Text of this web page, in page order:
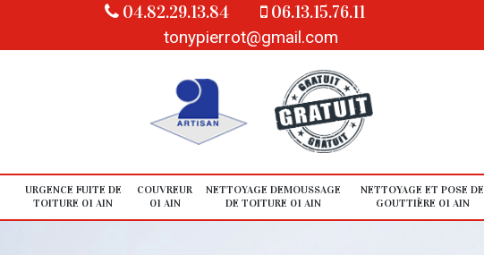
04.82.29.13.84
06.13.15.76.11
tonypierrot@gmail.com
URGENCE FUITE DE
TOITURE 01 AIN
COUVREUR
01 AIN
NETTOYAGE DEMOUSSAGE
DE TOITURE 01 AIN
NETTOYAGE ET POSE DE
GOUTTIÈRE 01 AIN